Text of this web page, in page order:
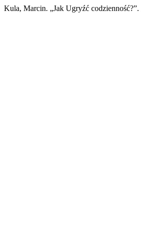
Kula, Marcin. „Jak Ugryźć codzienność?”.